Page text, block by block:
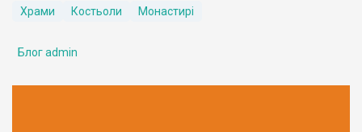
Храми Костьоли Монастирі
Блог admin